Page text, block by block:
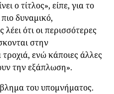
ο τίτλος», είπε, για το
δυναμικό,
ότι οι περισσότερες
στην
ενώ κάποιες άλλες
την εξάπλωση».
του υπομνήματος.